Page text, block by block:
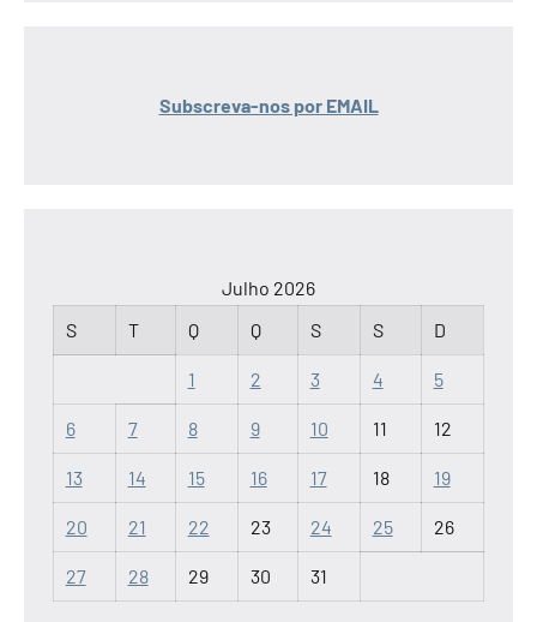
Subscreva-nos por EMAIL
Julho 2026
S
T Q Q S S D
1 2 3 4 5
6 7 8 9 10 11 12
13 14 15 16 17 18 19
20 21 22 23 24 25 26
27 28 29 30 31